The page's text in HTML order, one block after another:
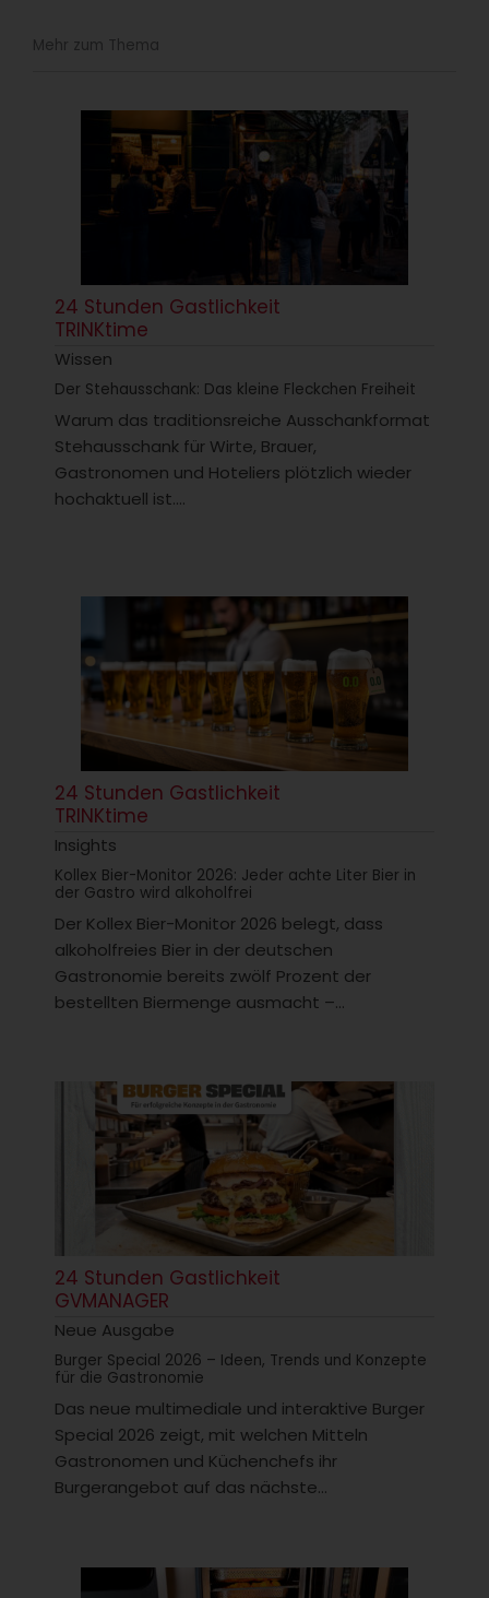
Mehr zum Thema
24 Stunden Gastlichkeit
TRINKtime
Wissen
Der Stehausschank: Das kleine Fleckchen Freiheit
Warum das traditionsreiche Ausschankformat
Stehausschank für Wirte, Brauer,
Gastronomen und Hoteliers plötzlich wieder
hochaktuell ist....
24 Stunden Gastlichkeit
TRINKtime
Insights
Kollex Bier-Monitor 2026: Jeder achte Liter Bier in
der Gastro wird alkoholfrei
Der Kollex Bier-Monitor 2026 belegt, dass
alkoholfreies Bier in der deutschen
Gastronomie bereits zwölf Prozent der
bestellten Biermenge ausmacht –...
24 Stunden Gastlichkeit
GVMANAGER
Neue Ausgabe
Burger Special 2026 – Ideen, Trends und Konzepte
für die Gastronomie
Das neue multimediale und interaktive Burger
Special 2026 zeigt, mit welchen Mitteln
Gastronomen und Küchenchefs ihr
Burgerangebot auf das nächste...